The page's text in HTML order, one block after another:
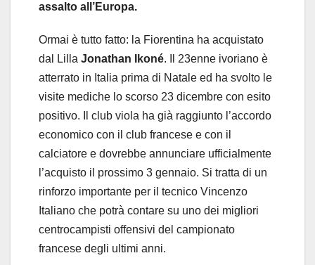
assalto all’Europa.
Ormai è tutto fatto: la Fiorentina ha acquistato
dal Lilla Jonathan Ikoné. Il 23enne ivoriano è
atterrato in Italia prima di Natale ed ha svolto le
visite mediche lo scorso 23 dicembre con esito
positivo. Il club viola ha già raggiunto l’accordo
economico con il club francese e con il
calciatore e dovrebbe annunciare ufficialmente
l’acquisto il prossimo 3 gennaio. Si tratta di un
rinforzo importante per il tecnico Vincenzo
Italiano che potrà contare su uno dei migliori
centrocampisti offensivi del campionato
francese degli ultimi anni.